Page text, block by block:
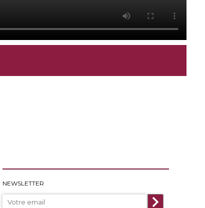
NEWSLETTER